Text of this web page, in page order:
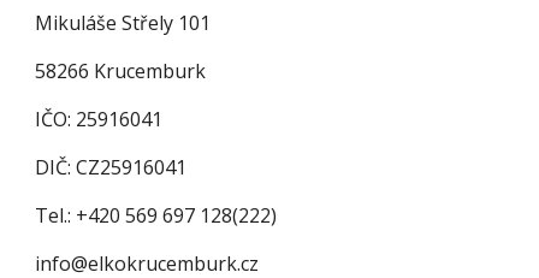
Mikuláše Střely 101
58266 Krucemburk
IČO: 25916041
DIČ: CZ25916041
Tel.: +420 569 697 128(222)
info@elkokrucemburk.cz